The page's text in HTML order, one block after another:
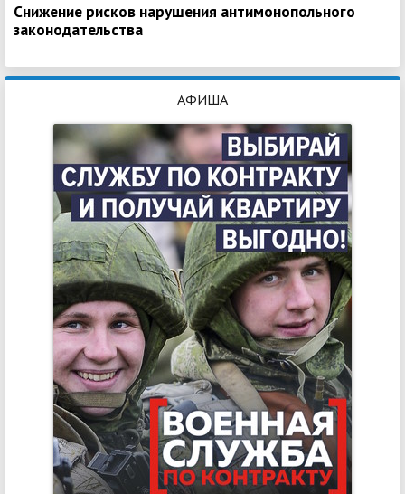
Снижение рисков нарушения антимонопольного
законодательства
АФИША